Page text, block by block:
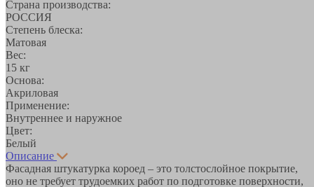
Страна производства:
РОССИЯ
Степень блеска:
Матовая
Вес:
15 кг
Основа:
Акриловая
Применение:
Внутреннее и наружное
Цвет:
Белый
Описание
Фасадная штукатурка короед – это толстослойное покрытие,
оно не требует трудоемких работ по подготовке поверхности,